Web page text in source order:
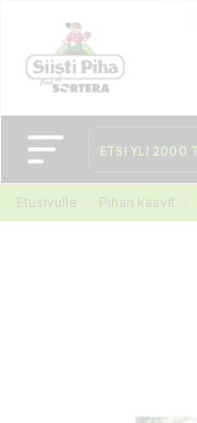
Etusivulle Pihan kasvit